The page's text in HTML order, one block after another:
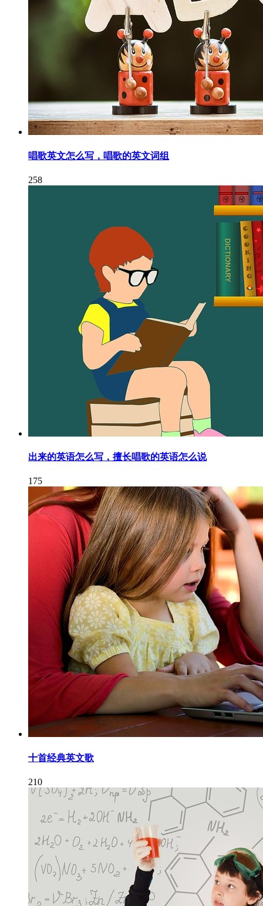
唱歌英文怎么写，唱歌的英文词组
258
出来的英语怎么写，擅长唱歌的英语怎么说
175
十首经典英文歌
210